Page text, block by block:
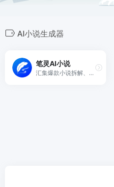
AI小说生成器
笔灵AI小说
汇集爆款小说拆解、小说大纲一键生成、200+小说生成器、总结网文大神写作公式、精选小说资料库。